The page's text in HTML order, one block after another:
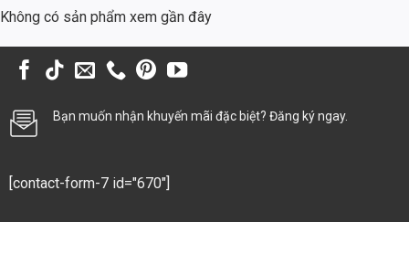
Với khả năng hoạt động ổn định trong môi trường khắc nghiệt, đèn
LED TDL-FL phù hợp với việc chiếu sáng khu công nghiệp và bãi đỗ xe,
cung cấp ánh sáng đầy đủ và an toàn cho công nhân và phương tiện.
Đèn LED TDL-FL có thể được sử dụng để chiếu sáng sân vườn, quảng
1. Đèn Led Ngoài Trời 150w 3030 Philips Lumileds
Không có sản phẩm xem gần đây
Bạn muốn nhận khuyến mãi đặc biệt? Đăng ký ngay.
[contact-form-7 id="670"]